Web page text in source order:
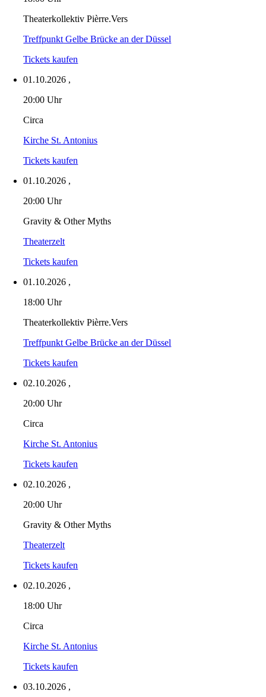
Theaterkollektiv Pièrre.Vers
Treffpunkt Gelbe Brücke an der Düssel
Tickets kaufen
01.10.2026 ,
20:00 Uhr
Circa
Kirche St. Antonius
Tickets kaufen
01.10.2026 ,
20:00 Uhr
Gravity & Other Myths
Theaterzelt
Tickets kaufen
01.10.2026 ,
18:00 Uhr
Theaterkollektiv Pièrre.Vers
Treffpunkt Gelbe Brücke an der Düssel
Tickets kaufen
02.10.2026 ,
20:00 Uhr
Circa
Kirche St. Antonius
Tickets kaufen
02.10.2026 ,
20:00 Uhr
Gravity & Other Myths
Theaterzelt
Tickets kaufen
02.10.2026 ,
18:00 Uhr
Circa
Kirche St. Antonius
Tickets kaufen
03.10.2026 ,